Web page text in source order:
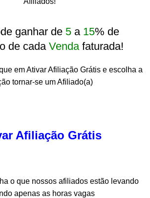
ganhar de 5 a 15% de
de cada Vendafaturada!
em Ativar Afiliação Grátis e escolha a
tornar-se um Afiliado(a)
Afiliação Grátis
o que nossos afiliados estão levando
apenas as horas vagas